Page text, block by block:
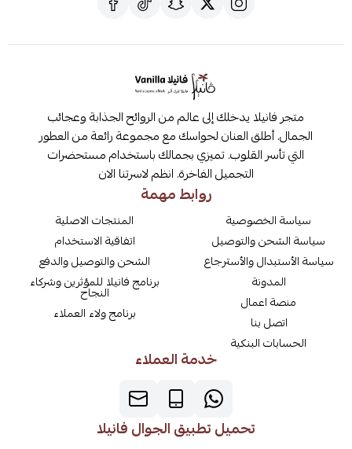
متجر فانيلا يدخلك إلى عالم من الروائح الجذابة وعجائب
الجمال. أطلق العنان لحواسك مع مجموعة رائعة من العطور
التي تأسر القلوب. تميزي بجمالك باستخدام مستحضرات
التجميل الفاخرة. انظم لاسرتنا الان
روابط مهمة
سياسة الخصوصية
سياسة الشحن والتوصيل
سياسة الأستبدال والأسترجاع
المدونة
منصة اعمال
اتصل بنا
الحسابات البنكية
المنتجات الاصلية
اتفاقية الاستخدام
الشحن والتوصيل والدفع
برنامج فانيلا للمؤثرين وشركاء
النجاح
برنامج ولاء العملاء
خدمة العملاء
تحميل تطبيق الجوال فانيلا